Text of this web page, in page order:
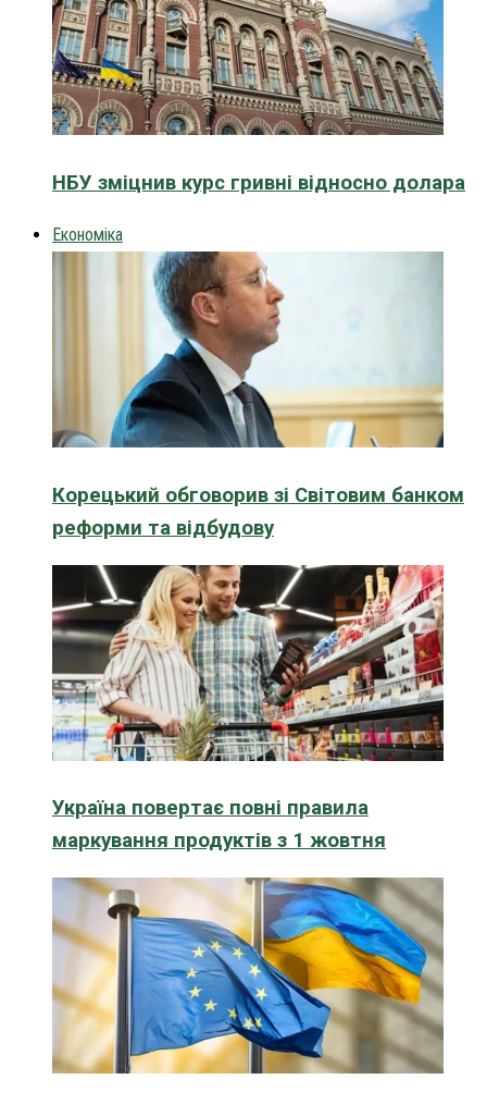
НБУ зміцнив курс гривні відносно долара
Економіка
Корецький обговорив зі Світовим банком
реформи та відбудову
Україна повертає повні правила
маркування продуктів з 1 жовтня